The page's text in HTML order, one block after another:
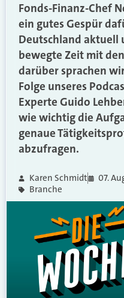
Fonds-Finanz-Chef
ein gutes Gespür
Deutschland aktuell
bewegte Zeit mit
darüber sprachen
Folge unseres
Experte Guido
wie wichtig die
genaue
abzufragen.
Karen Schmidt 07.
Branche